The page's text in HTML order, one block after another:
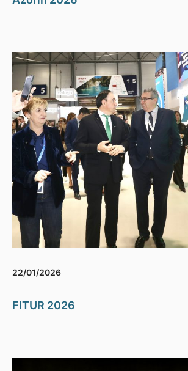
22/01/2026
FITUR 2026